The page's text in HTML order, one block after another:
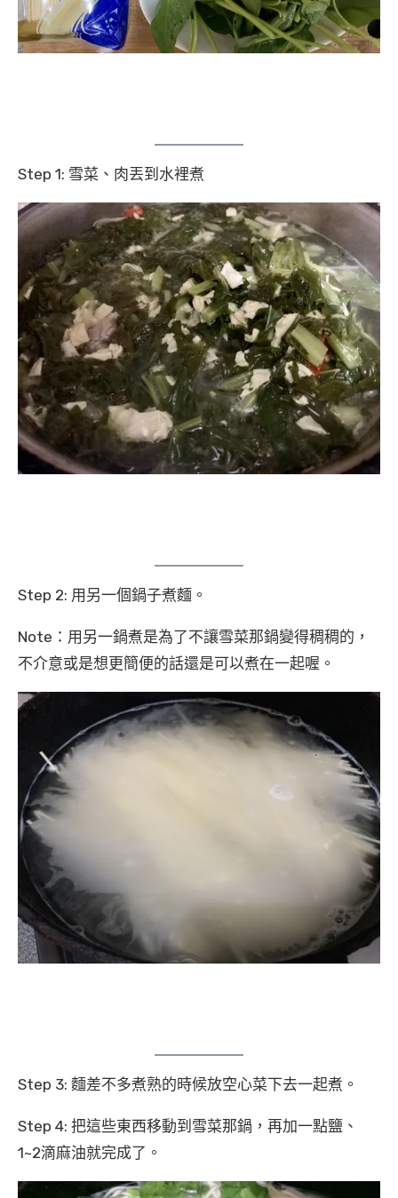
Step 1: 雪菜、肉丟到水裡煮
Step 2: 用另一個鍋子煮麵。
Note：用另一鍋煮是為了不讓雪菜那鍋變得稠稠的，
不介意或是想更簡便的話還是可以煮在一起喔。
Step 3: 麵差不多煮熟的時候放空心菜下去一起煮。
Step 4: 把這些東西移動到雪菜那鍋，再加一點鹽、
1~2滴麻油就完成了。